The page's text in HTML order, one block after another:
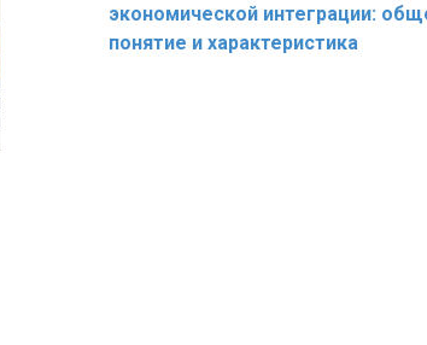
экономической интеграции:
понятие и характеристика